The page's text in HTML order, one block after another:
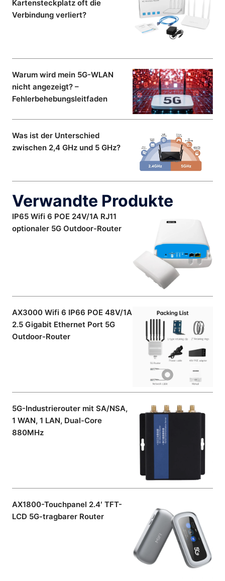
Kartensteckplatz oft die
Verbindung verliert?
Warum wird mein 5G-WLAN
nicht angezeigt? –
Fehlerbehebungsleitfaden
Was ist der Unterschied
zwischen 2,4 GHz und 5 GHz?
Verwandte Produkte
IP65 Wifi 6 POE 24V/1A RJ11
optionaler 5G Outdoor-Router
AX3000 Wifi 6 IP66 POE 48V/1A
2.5 Gigabit Ethernet Port 5G
Outdoor-Router
5G-Industrierouter mit SA/NSA,
1 WAN, 1 LAN, Dual-Core
880MHz
AX1800-Touchpanel 2.4′ TFT-
LCD 5G-tragbarer Router